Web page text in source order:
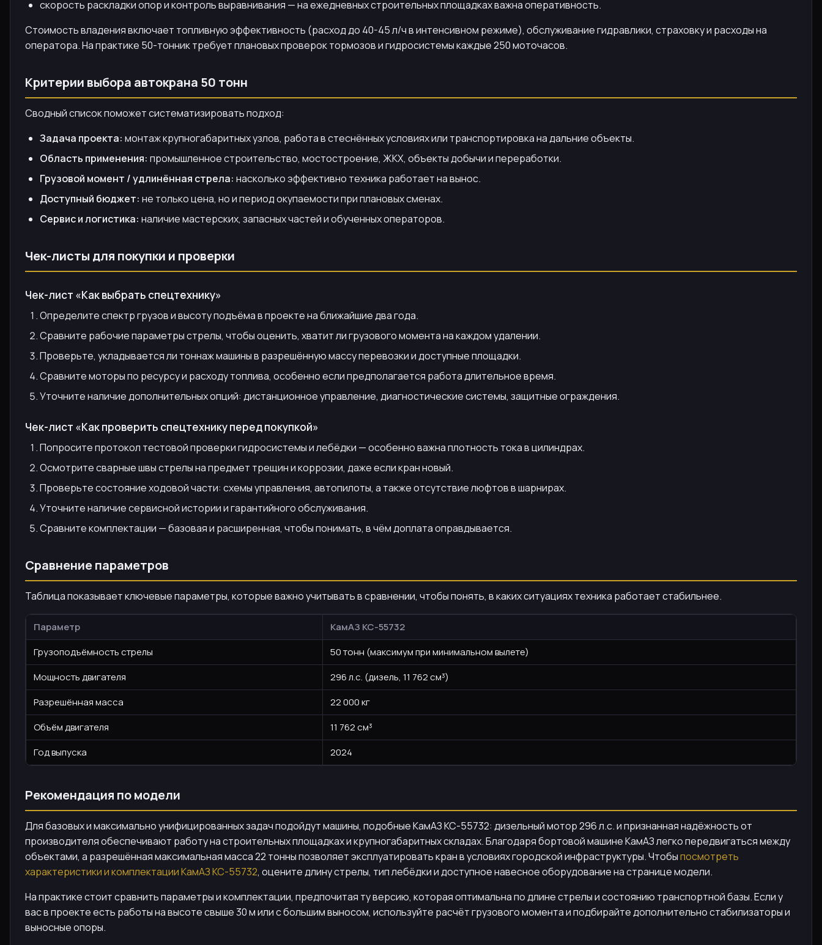
скорость раскладки опор и контроль выравнивания — на ежедневных строительных площадках важна оперативность.
Стоимость владения включает топливную эффективность (расход до 40-45 л/ч в интенсивном режиме), обслуживание гидравлики, страховку и расходы на
оператора. На практике 50-тонник требует плановых проверок тормозов и гидросистемы каждые 250 моточасов.
Критерии выбора автокрана 50 тонн
Сводный список поможет систематизировать подход:
Задача проекта: монтаж крупногабаритных узлов, работа в стеснённых условиях или транспортировка на дальние объекты.
Область применения: промышленное строительство, мостостроение, ЖКХ, объекты добычи и переработки.
Грузовой момент / удлинённая стрела: насколько эффективно техника работает на вынос.
Доступный бюджет: не только цена, но и период окупаемости при плановых сменах.
Сервис и логистика: наличие мастерских, запасных частей и обученных операторов.
Чек-листы для покупки и проверки
Чек-лист «Как выбрать спецтехнику»
Определите спектр грузов и высоту подъёма в проекте на ближайшие два года.
Сравните рабочие параметры стрелы, чтобы оценить, хватит ли грузового момента на каждом удалении.
Проверьте, укладывается ли тоннаж машины в разрешённую массу перевозки и доступные площадки.
Сравните моторы по ресурсу и расходу топлива, особенно если предполагается работа длительное время.
Уточните наличие дополнительных опций: дистанционное управление, диагностические системы, защитные ограждения.
Чек-лист «Как проверить спецтехнику перед покупкой»
Попросите протокол тестовой проверки гидросистемы и лебёдки — особенно важна плотность тока в цилиндрах.
Осмотрите сварные швы стрелы на предмет трещин и коррозии, даже если кран новый.
Проверьте состояние ходовой части: схемы управления, автопилоты, а также отсутствие люфтов в шарнирах.
Уточните наличие сервисной истории и гарантийного обслуживания.
Сравните комплектации — базовая и расширенная, чтобы понимать, в чём доплата оправдывается.
Сравнение параметров
Таблица показывает ключевые параметры, которые важно учитывать в сравнении, чтобы понять, в каких ситуациях техника работает стабильнее.
Параметр
КамАЗ КС-55732
Грузоподъёмность стрелы
50 тонн (максимум при минимальном вылете)
Мощность двигателя
296 л.с. (дизель, 11 762 см³)
Разрешённая масса
22 000 кг
Объём двигателя
11 762 см³
Год выпуска
2024
Рекомендация по модели
Для базовых и максимально унифицированных задач подойдут машины, подобные КамАЗ КС-55732: дизельный мотор 296 л.с. и признанная надёжность от
производителя обеспечивают работу на строительных площадках и крупногабаритных складах. Благодаря бортовой машине КамАЗ легко передвигаться между
объектами, а разрешённая максимальная масса 22 тонны позволяет эксплуатировать кран в условиях городской инфраструктуры. Чтобыпосмотреть
характеристики и комплектации КамАЗ КС-55732, оцените длину стрелы, тип лебёдки и доступное навесное оборудование на странице модели.
На практике стоит сравнить параметры и комплектации, предпочитая ту версию, которая оптимальна по длине стрелы и состоянию транспортной базы. Если у
вас в проекте есть работы на высоте свыше 30 м или с большим выносом, используйте расчёт грузового момента и подбирайте дополнительно стабилизаторы и
выносные опоры.